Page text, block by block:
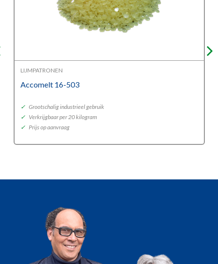
LIJMPATRONEN
Accomelt 16-503
✓ Grootschalig industrieel gebruik
✓ Verkrijgbaar per 20 kilogram
✓ Prijs op aanvraag